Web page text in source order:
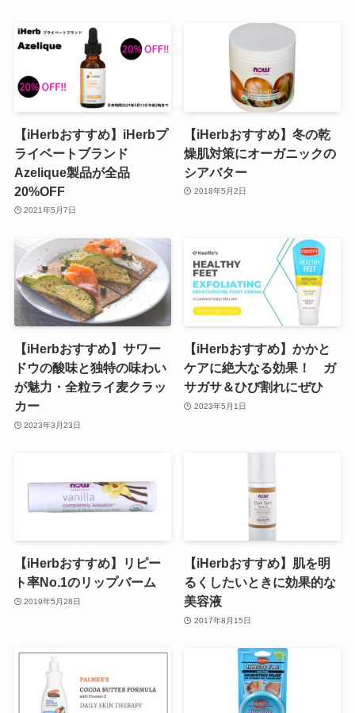
【iHerbおすすめ】iHerbプ
ライベートブランド
Azelique製品が全品
20%OFF
2021年5月7日
【iHerbおすすめ】冬の乾
燥肌対策にオーガニックの
シアバター
2018年5月2日
【iHerbおすすめ】サワー
ドウの酸味と独特の味わい
が魅力・全粒ライ麦クラッ
カー
2023年3月23日
【iHerbおすすめ】かかと
ケアに絶大なる効果！ ガ
サガサ＆ひび割れにぜひ
2023年5月1日
【iHerbおすすめ】リピー
ト率No.1のリップバーム
2019年5月28日
【iHerbおすすめ】肌を明
るくしたいときに効果的な
美容液
2017年8月15日